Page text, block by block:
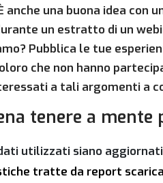
anche una buona idea con
un estratto di un
Pubblica le tue
che non hanno
a tali argomenti a
tenere a
utilizzati siano aggiornati
tratte da report